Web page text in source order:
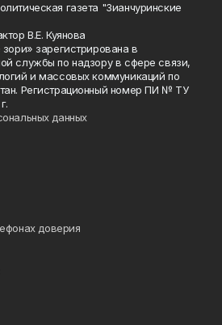
газета "Зианчуринские
В.Е. Куянова
зарегистрирована в
службы по надзору в сфере связи,
и массовых коммуникаций по
Регистрационный номер ПИ № ТУ
данных
доверия